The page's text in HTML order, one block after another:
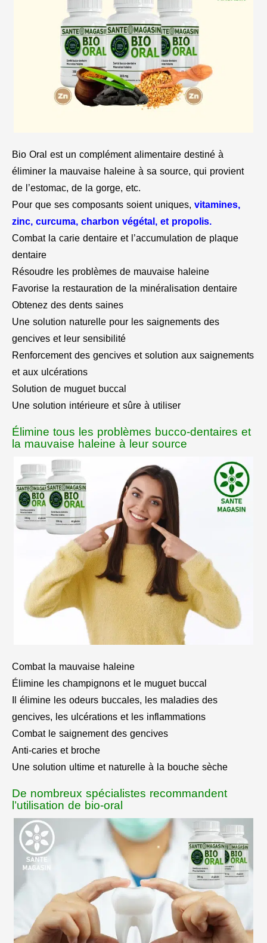
Bio Oral est un complément alimentaire destiné à
éliminer la mauvaise haleine à sa source, qui provient
de l’estomac, de la gorge, etc.
Pour que ses composants soient uniques,vitamines,
zinc, curcuma, charbon végétal, et propolis.
Combat la carie dentaire et l’accumulation de plaque
dentaire
Résoudre les problèmes de mauvaise haleine
Favorise la restauration de la minéralisation dentaire
Obtenez des dents saines
Une solution naturelle pour les saignements des
gencives et leur sensibilité
Renforcement des gencives et solution aux saignements
et aux ulcérations
Solution de muguet buccal
Une solution intérieure et sûre à utiliser
Élimine tous les problèmes bucco-dentaires et
la mauvaise haleine à leur source
Combat la mauvaise haleine
Élimine les champignons et le muguet buccal
Il élimine les odeurs buccales, les maladies des
gencives, les ulcérations et les inflammations
Combat le saignement des gencives
Anti-caries et broche
Une solution ultime et naturelle à la bouche sèche
De nombreux spécialistes recommandent
l’utilisation de bio-oral